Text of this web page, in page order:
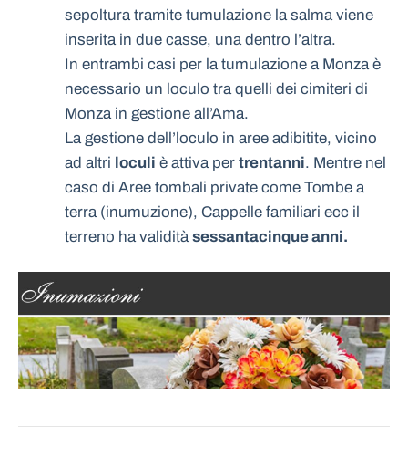
sepoltura tramite tumulazione la salma viene
inserita in due casse, una dentro l’altra.
In entrambi casi per la tumulazione a Monza è
necessario un loculo tra quelli dei cimiteri di
Monza in gestione all’Ama.
La gestione dell’loculo in aree adibitite, vicino
ad altri loculi è attiva per trentanni. Mentre nel
caso di Aree tombali private come Tombe a
terra (inumuzione), Cappelle familiari ecc il
terreno ha validitàsessantacinque anni.